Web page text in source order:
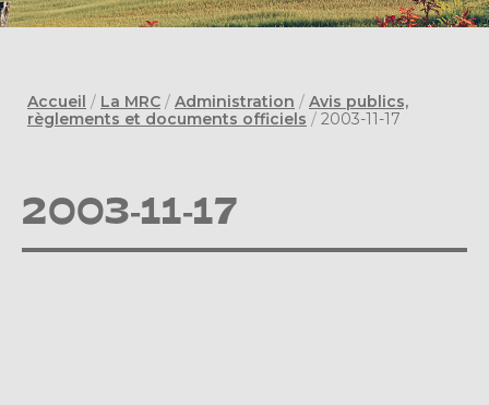
Accueil / La MRC / Administration / Avis publics,
règlements et documents officiels / 2003-11-17
2003-11-17